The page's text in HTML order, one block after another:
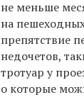
не меньше
на
препятствие
недочетов,
тротуар у
о которые